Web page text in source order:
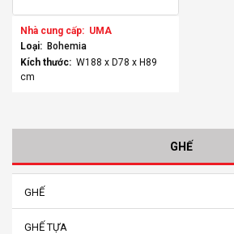
Nhà cung cấp: UMA
Loại: Bohemia
Kích thước: W188 x D78 x H89
cm
GHẾ
GHẾ
GHẾ TỰA